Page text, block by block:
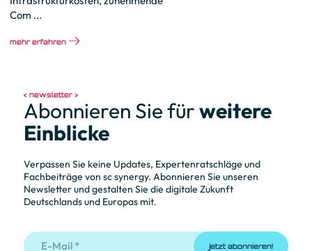
Com ...
mehr erfahren
newsletter
Abonnieren Sie fürweitere
Einblicke
Verpassen Sie keine Updates, Expertenratschläge und
Fachbeiträge von sc synergy. Abonnieren Sie unseren
Newsletter und gestalten Sie die digitale Zukunft
Deutschlands und Europas mit.
jetzt abonnieren!